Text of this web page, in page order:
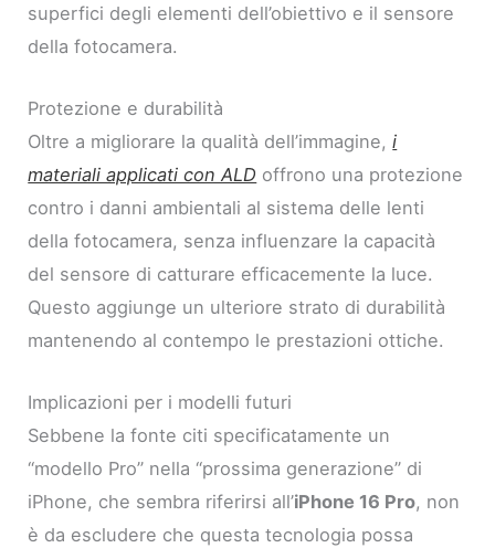
superfici degli elementi dell’obiettivo e il sensore
della fotocamera.
Protezione e durabilità
Oltre a migliorare la qualità dell’immagine,i
materiali applicati con ALD offrono una protezione
contro i danni ambientali al sistema delle lenti
della fotocamera, senza influenzare la capacità
del sensore di catturare efficacemente la luce.
Questo aggiunge un ulteriore strato di durabilità
mantenendo al contempo le prestazioni ottiche.
Implicazioni per i modelli futuri
Sebbene la fonte citi specificatamente un
“modello Pro” nella “prossima generazione” di
iPhone, che sembra riferirsi all’iPhone 16 Pro, non
è da escludere che questa tecnologia possa